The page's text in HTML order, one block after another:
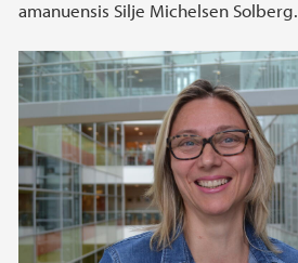
amanuensis Silje Michelsen Solberg.